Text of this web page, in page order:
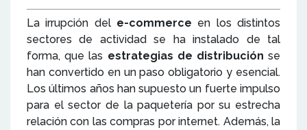
La irrupción del e-commerce en los distintos
sectores de actividad se ha instalado de tal
forma, que las estrategias de distribución se
han convertido en un paso obligatorio y esencial.
Los últimos años han supuesto un fuerte impulso
para el sector de la paquetería por su estrecha
relación con las compras por internet. Además, la